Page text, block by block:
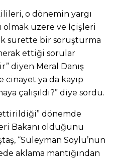
o dönemin yargı
olmak üzere ve İçişleri
surette bir soruşturma
ettiği sorular
diyen Meral Danış
cinayet ya da kayıp
çalışıldı?” diye sordu.
dönemde
Bakanı olduğunu
“Süleyman Soylu’nun
aklama mantığından